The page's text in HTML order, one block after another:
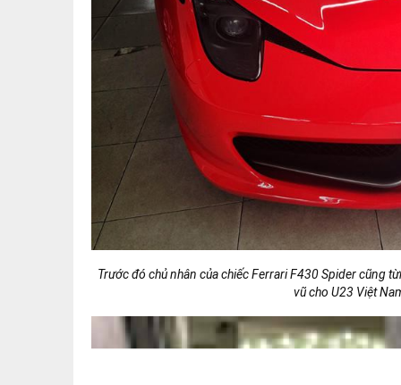
Được biết, tại thị trường Việt Nam có khoảng 8
ChiếcFerrari F430 Spider
vừa xuất hiện tại công ty
Theo chủ nhân bức ảnh cũng đồng thời là chủ công ty
cho đội bóng đá U23 Việt Nam. Rất có thể trong ngày